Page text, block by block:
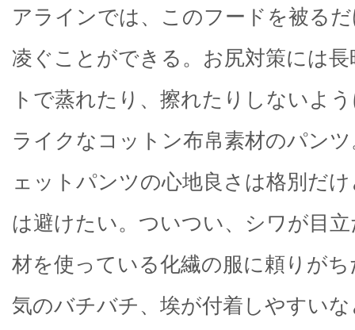
アラインでは、このフードを被る
凌ぐことができる。お尻対策には
トで蒸れたり、擦れたりしないよ
ライクなコットン布帛素材のパン
ェットパンツの心地良さは格別だ
は避けたい。ついつい、シワが目
材を使っている化繊の服に頼りが
気のバチバチ、埃が付着しやすい